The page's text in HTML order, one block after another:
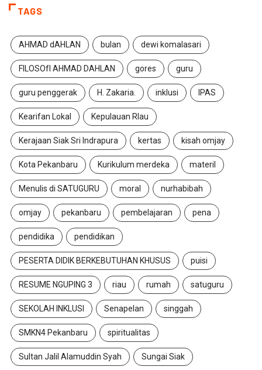
TAGS
AHMAD dAHLAN bulan dewi komalasari
FILOSOfI AHMAD DAHLAN gores guru
guru penggerak H. Zakaria. inklusi IPAS
Kearifan Lokal Kepulauan RIau
Kerajaan Siak Sri Indrapura kertas kisah omjay
Kota Pekanbaru Kurikulum merdeka materil
Menulis di SATUGURU moral nurhabibah
omjay pekanbaru pembelajaran pena
pendidika pendidikan
PESERTA DIDIK BERKEBUTUHAN KHUSUS puisi
RESUME NGUPING 3 riau rumah satuguru
SEKOLAH INKLUSI Senapelan singgah
SMKN4 Pekanbaru spiritualitas
Sultan Jalil Alamuddin Syah Sungai Siak